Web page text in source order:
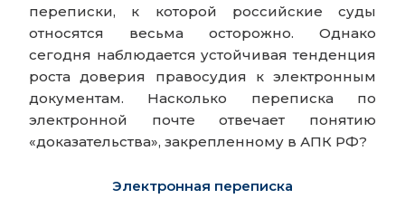
переписки, к которой российские суды
относятся весьма осторожно. Однако
сегодня наблюдается устойчивая тенденция
роста доверия правосудия к электронным
документам. Насколько переписка по
электронной почте отвечает понятию
«доказательства», закрепленному в АПК РФ?
Электронная переписка